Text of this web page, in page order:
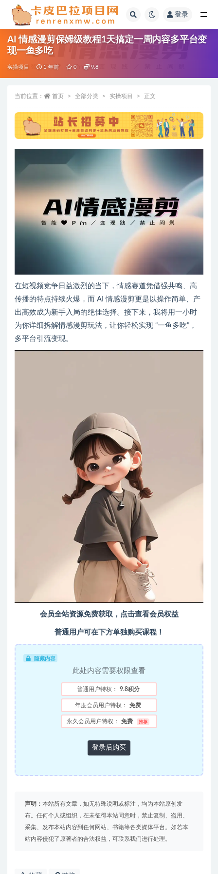
登录
AI 情感漫剪保姆级教程1天搞定一周内容多平台变
现一鱼多吃
实操项目 1 年前 0 9.8
当前位置： 首页 全部分类 实操项目 正文
在短视频竞争日益激烈的当下，情感赛道凭借强共鸣、高
传播的特点持续火爆，而 AI 情感漫剪更是以操作简单、产
出高效成为新手入局的绝佳选择。接下来，我将用一小时
为你详细拆解情感漫剪玩法，让你轻松实现 “一鱼多吃”，
多平台引流变现。
会员全站资源免费获取，点击查看会员权益
普通用户可在下方单独购买课程！
隐藏内容
此处内容需要权限查看
普通用户特权： 9.8积分
年度会员用户特权： 免费
永久会员用户特权： 免费 推荐
登录后购买
声明： 本站所有文章，如无特殊说明或标注，均为本站原创发
布。任何个人或组织，在未征得本站同意时，禁止复制、盗用、
采集、发布本站内容到任何网站、书籍等各类媒体平台。如若本
站内容侵犯了原著者的合法权益，可联系我们进行处理。
全部